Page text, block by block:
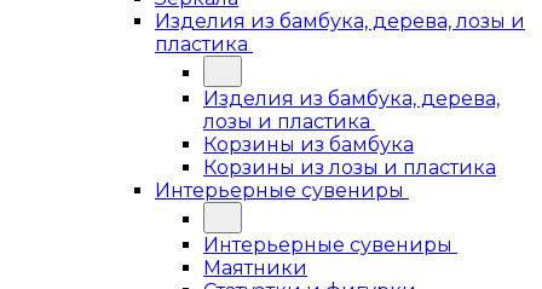
Изделия из бамбука, дерева, лозы и
пластика
Изделия из бамбука, дерева,
лозы и пластика
Корзины из бамбука
Корзины из лозы и пластика
Интерьерные сувениры
Интерьерные сувениры
Маятники